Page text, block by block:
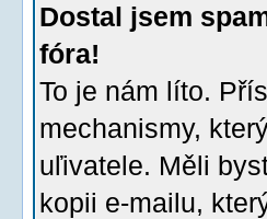
Dostal jsem
fóra!
To je nám líto.
mechanismy,
uľivatele. Měli
kopii e-mailu,